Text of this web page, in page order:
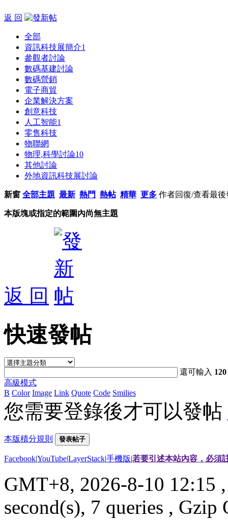
返 回
全部
資訊科技展簡介1
參觀者討論
數碼基建討論
數碼營銷
電子商貿
企業解決方案
創意科技
人工智能1
零售科技
物聯網
物理,科學討論10
其他討論
外地資訊科技展討論
新窗 全部主題 最新 熱門 熱帖 精華 更多 作者回復/查看最後
本版塊或指定的範圍內尚無主題
返 回
快速發帖
還可輸入 120
高級模式
B Color Image Link Quote Code Smilies
您需要登錄後才可以發帖
本版積分規則 發表帖子
Facebook|YouTube|LayerStack|手機版|若要引述本站內容，必須
GMT+8, 2026-8-10 12:15
second(s), 7 queries , Gzip